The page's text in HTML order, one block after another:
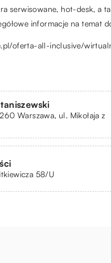
serwisowane, hot-desk, a
informacje na temat
oferta-all-inclusive/
Warszawa, ul. Mikołaja z
58/U